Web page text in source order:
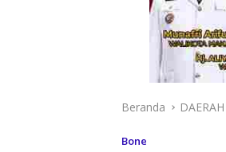
Beranda DAERAH
Bone